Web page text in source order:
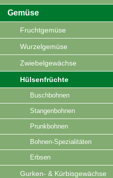
Gemüse
Fruchtgemüse
Wurzelgemüse
Zwiebelgewächse
Hülsenfrüchte
Buschbohnen
Stangenbohnen
Prunkbohnen
Bohnen-Spezialitäten
Erbsen
Gurken- & Kürbisgewächse